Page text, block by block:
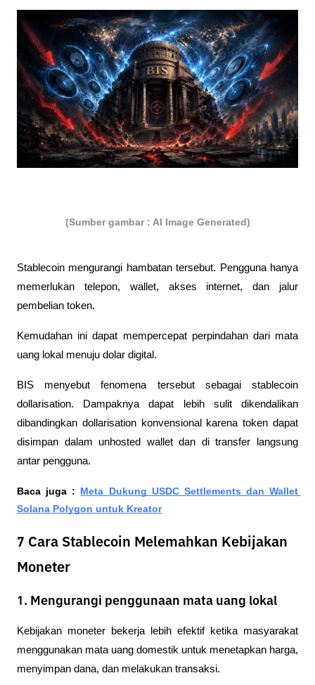
(Sumber gambar : AI Image Generated)
Stablecoin mengurangi hambatan tersebut. Pengguna hanya
memerlukan telepon, wallet, akses internet, dan jalur
pembelian token.
Kemudahan ini dapat mempercepat perpindahan dari mata
uang lokal menuju dolar digital.
BIS menyebut fenomena tersebut sebagai stablecoin
dollarisation. Dampaknya dapat lebih sulit dikendalikan
dibandingkan dollarisation konvensional karena token dapat
disimpan dalam unhosted wallet dan di transfer langsung
antar pengguna.
Baca juga : Meta Dukung USDC Settlements dan Wallet
Solana Polygon untuk Kreator
7 Cara Stablecoin Melemahkan Kebijakan
Moneter
1. Mengurangi penggunaan mata uang lokal
Kebijakan moneter bekerja lebih efektif ketika masyarakat
menggunakan mata uang domestik untuk menetapkan harga,
menyimpan dana, dan melakukan transaksi.